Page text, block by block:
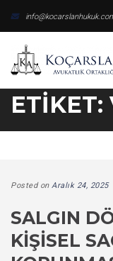
content
ETIKET:
Posted on Aralık 24, 2025
SALGIN
KIŞISEL